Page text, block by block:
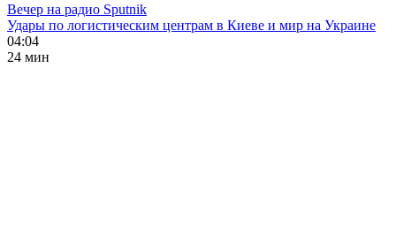
Вечер на радио Sputnik
Удары по логистическим центрам в Киеве и мир на Украине
04:04
24 мин